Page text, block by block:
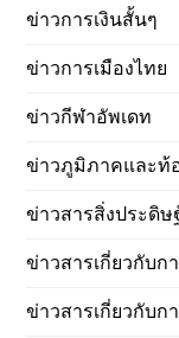
ข่าวการเงินสั้นๆ
ข่าวการเมืองไทย
ข่าวกีฬาอัพเดท
ข่าวภูมิภาคและท้
ข่าวสารสิ่งประดิษ
ข่าวสารเกี่ยวกับ
ข่าวสารเกี่ยวกับ